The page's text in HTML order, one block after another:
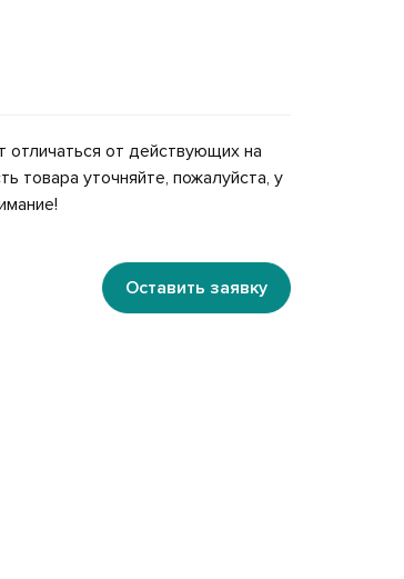
отличаться от действующих на
товара уточняйте, пожалуйста, у
Оставить заявку